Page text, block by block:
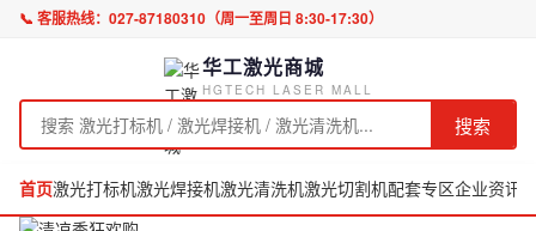
📞 客服热线： 027-87180310 （周一至周日 8:30-17:30）
华工激光商城
HGTECH LASER MALL
搜索
首页激光打标机激光焊接机激光清洗机激光切割机配套专区企业资讯